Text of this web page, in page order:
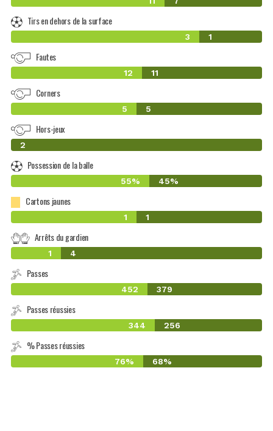
Tirs en dehors de la surface
3 1
Fautes
12 11
Corners
5 5
Hors-jeux
0
2
Possession de la balle
55% 45%
Cartons jaunes
1 1
Arrêts du gardien
1 4
Passes
452 379
Passes réussies
344 256
% Passes réussies
76% 68%